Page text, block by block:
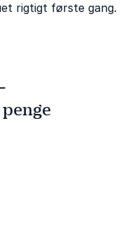
rigtigt første gang.